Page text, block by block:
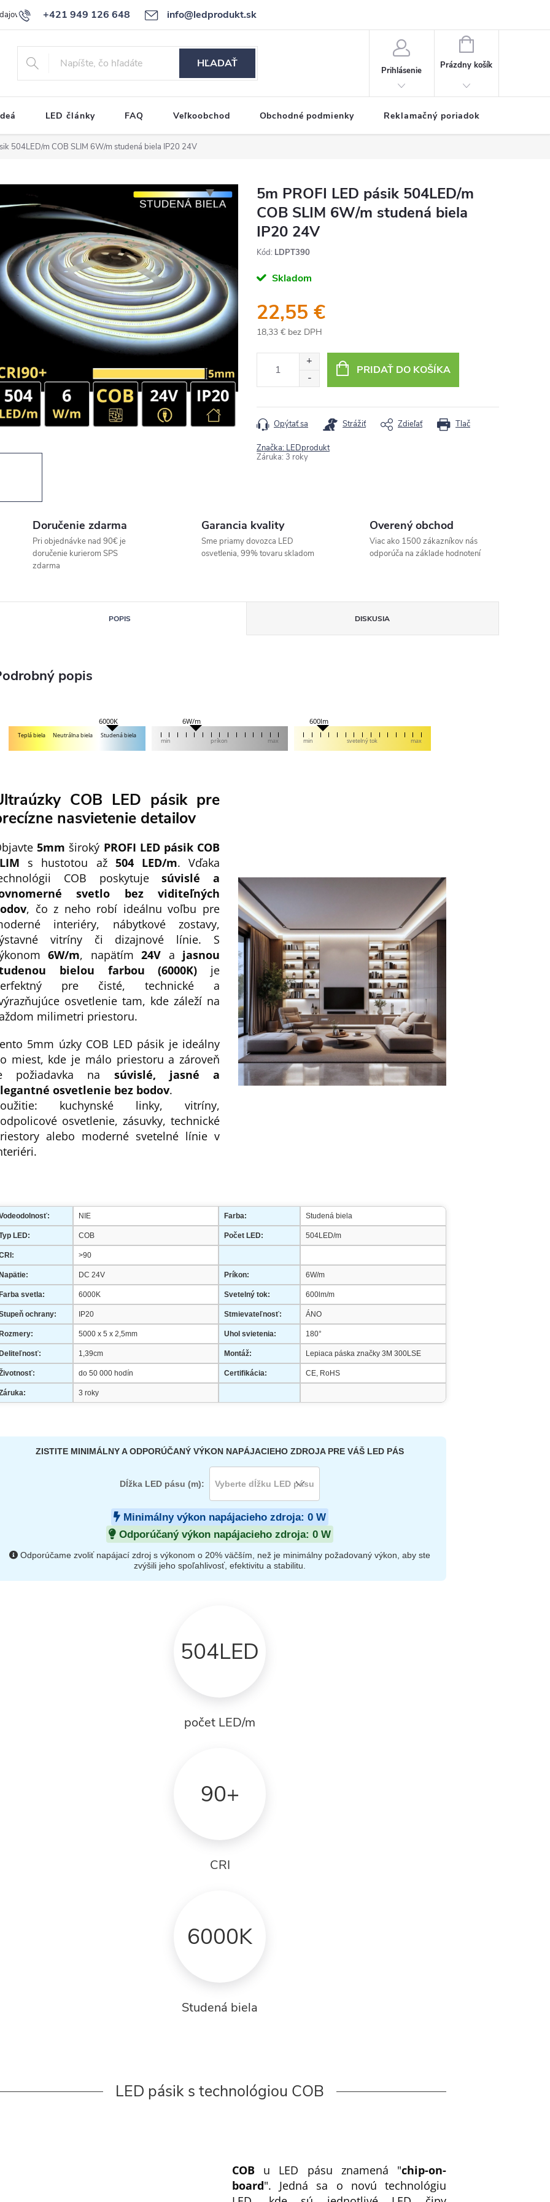
+421 949 126 648 info@ledprodukt.sk
Reklamačný poriadok
HĽADAŤ
Prihlásenie
NÁKUPNÝ
KOŠÍK
Prázdny košík
LED články FAQ Veľkoobchod Obchodné podmienky Reklamačný poriadok
504LED/m COB SLIM 6W/m studená biela IP20 24V
5m PROFI LED pásik 504LED/m
COB SLIM 6W/m studená biela
IP20 24V
Kód: LDPT390
Skladom
22,55 €
18,33 € bez DPH
cena:
PRIDAŤ DO KOŠÍKA
Tlač
Opýtať sa Strážiť Zdieľať
Značka: LEDprodukt
Záruka: 3 roky
Doručenie zdarma
Pri objednávke nad 90€ je
doručenie kurierom SPS
zdarma
Garancia kvality
Sme priamy dovozca LED
osvetlenia, 99% tovaru skladom
Overený obchod
Viac ako 1500 zákazníkov nás
odporúča na základe hodnotení
POPIS DISKUSIA
popis
6000K
Teplá biela Neutrálna biela Studená biela
6W/m
min príkon max
600lm
min svetelný tok max
COB LED pásik pre
nasvietenie detailov
5mm široký PROFI LED pásik COB
s hustotou až 504 LED/m. Vďaka
COB poskytujesúvislé a
svetlo bez viditeľných
, čo z neho robí ideálnu voľbu pre
interiéry, nábytkové zostavy,
vitríny či dizajnové línie. S
6W/m, napätím24V a jasnou
bielou farbou (6000K) je
pre čisté, technické a
osvetlenie tam, kde záleží na
milimetri priestoru.
5mm úzky COB LED pásik je ideálny
miest, kde je málo priestoru a zároveň
požiadavka na súvislé, jasné a
osvetlenie bez bodov.
kuchynské linky, vitríny,
osvetlenie, zásuvky, technické
alebo moderné svetelné línie v
NIE Farba: Studená biela
LED: COB Počet LED: 504LED/m
>90
Napätie: DC 24V Príkon: 6W/m
Farba svetla: 6000K Svetelný tok: 600lm/m
ochrany: IP20 Stmievateľnosť: ÁNO
Rozmery: 5000 x 5 x 2,5mm Uhol svietenia: 180°
Deliteľnosť: 1,39cm Montáž: Lepiaca páska značky 3M 300LSE
do 50 000 hodín Certifikácia: CE, RoHS
3 roky
ZISTITE MINIMÁLNY A ODPORÚČANÝ VÝKON NAPÁJACIEHO ZDROJA PRE VÁŠ LED PÁS
Dĺžka LED pásu (m):
Minimálny výkon napájacieho zdroja: 0 W
Odporúčaný výkon napájacieho zdroja: 0 W
Odporúčame zvoliť napájací zdroj s výkonom o 20% väčším, než je minimálny požadovaný výkon, aby ste
zvýšili jeho spoľahlivosť, efektivitu a stabilitu.
504LED
počet LED/m
90+
CRI
6000K
Studená biela
LED pásik s technológiou COB
COB u LED pásu znamená "chip-on-
board". Jedná sa o novú technológiu